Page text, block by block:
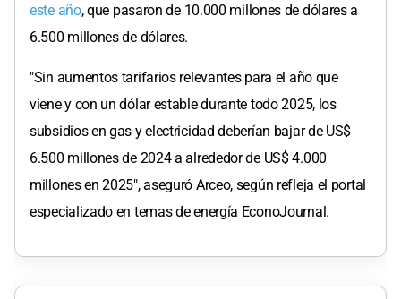
este año, que pasaron de 10.000 millones de dólares a
6.500 millones de dólares.
"Sin aumentos tarifarios relevantes para el año que
viene y con un dólar estable durante todo 2025, los
subsidios en gas y electricidad deberían bajar de US$
6.500 millones de 2024 a alrededor de US$ 4.000
millones en 2025", aseguró Arceo, según refleja el portal
especializado en temas de energía EconoJournal.